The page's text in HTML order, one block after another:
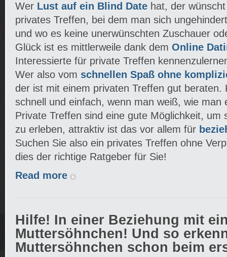
Wer Lust auf ein Blind Date hat, der
privates Treffen, bei dem man sich
und wo es keine unerwünschten Zuschauer
Glück ist es mittlerweile dank dem Online
Interessierte für private Treffen
Wer also vom schnellen Spaß ohne
der ist mit einem privaten Treffen gut beraten.
schnell und einfach, wenn man weiß, wie man
Private Treffen sind eine gute Möglichkeit, um
zu erleben, attraktiv ist das vor allem für
Suchen Sie also ein privates Treffen ohne
dies der richtige Ratgeber für Sie!
Read more
Hilfe! In einer Beziehung mit
Muttersöhnchen! Und so
Muttersöhnchen schon beim